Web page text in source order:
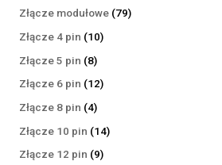
produkty
Złącze modułowe 7979
Złącze 4 pin 1010
Złącze 5 pin 88
produktów
Złącze 6 pin 1212
Złącze 8 pin 44
produkty
Złącze 10 pin 1414
Złącze 12 pin 99